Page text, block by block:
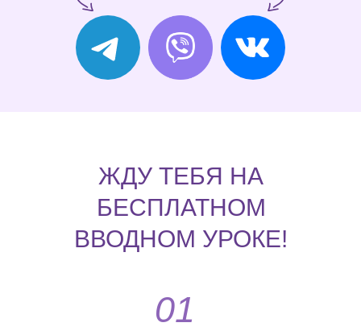
ЖДУ ТЕБЯ НА
БЕСПЛАТНОМ
ВВОДНОМ УРОКЕ!
01